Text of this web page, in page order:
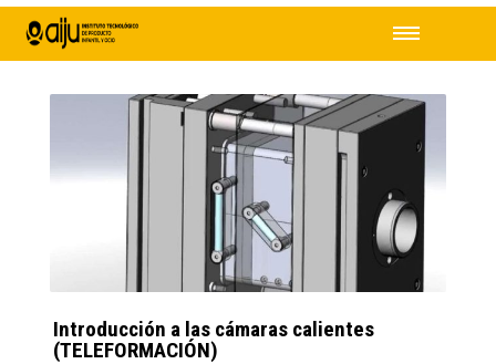
Introducción a las cámaras calientes
(TELEFORMACIÓN)